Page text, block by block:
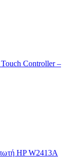
Controller –
HP W2413A